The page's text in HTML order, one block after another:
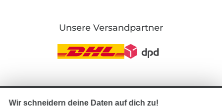
Unsere Versandpartner
In den deutschen Shop wechseln (aktuell
Wir schneidern deine Daten auf dich zu!